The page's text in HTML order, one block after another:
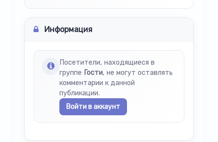
Информация
Посетители, находящиеся в
группе Гости, не могут оставлять
комментарии к данной
публикации.
Войти в аккаунт